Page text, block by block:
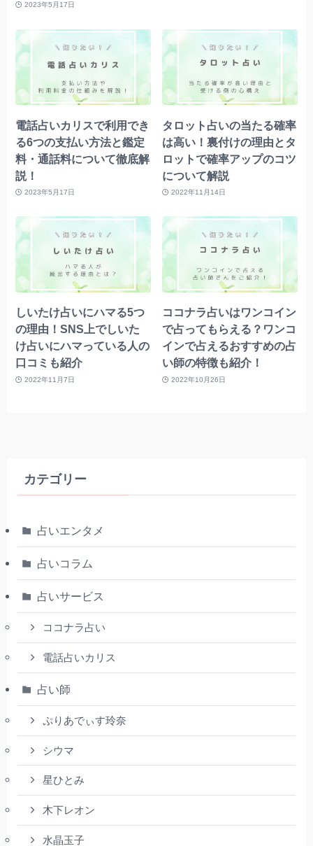
2023年5月17日
電話占いカリスで利用でき
る6つの支払い方法と鑑定
料・通話料について徹底解
説！
2023年5月17日
タロット占いの当たる確率
は高い！裏付けの理由とタ
ロットで確率アップのコツ
について解説
2022年11月14日
しいたけ占いにハマる5つ
の理由！SNS上でしいた
け占いにハマっている人の
口コミも紹介
2022年11月7日
ココナラ占いはワンコイン
で占ってもらえる？ワンコ
インで占えるおすすめの占
い師の特徴も紹介！
2022年10月26日
カテゴリー
占いエンタメ
占いコラム
占いサービス
ココナラ占い
電話占いカリス
占い師
ぷりあでぃす玲奈
シウマ
星ひとみ
木下レオン
水晶玉子